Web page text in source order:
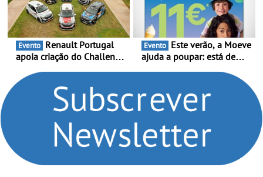
de Portugal
6 de Setembro
Evento
apoia criação do Challenge
compromisso com o
automobilismo nacional
continua em 2026
Evento
ajuda a poupar: está de
Volta” com descontos de